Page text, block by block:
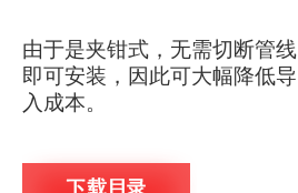
由于是夹钳式，无需切断管线
即可安装，因此可大幅降低导
入成本。